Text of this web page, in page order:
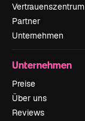
Vertrauenszentrum
Partner
Unternehmen
Unternehmen
Preise
Über uns
Reviews